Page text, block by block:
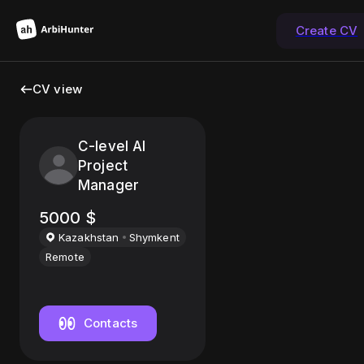
Create CV
CV view
C-level AI
Project
Manager
5000 $
Kazakhstan
Shymkent
Remote
Contacts